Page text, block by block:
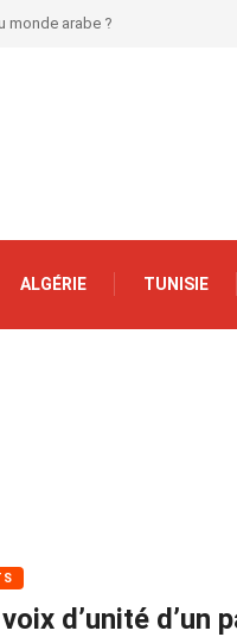
monde arabe ?
ALGÉRIE TUNISIE
d’unité d’un